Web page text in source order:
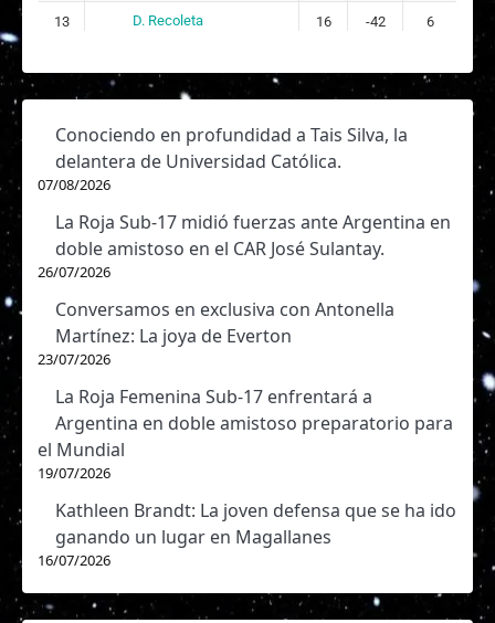
13 D. Recoleta 16 -42 6
Conociendo en profundidad a Tais Silva, la
delantera de Universidad Católica.
07/08/2026
La Roja Sub-17 midió fuerzas ante Argentina en
doble amistoso en el CAR José Sulantay.
26/07/2026
Conversamos en exclusiva con Antonella
Martínez: La joya de Everton
23/07/2026
La Roja Femenina Sub-17 enfrentará a
Argentina en doble amistoso preparatorio para
el Mundial
19/07/2026
Kathleen Brandt: La joven defensa que se ha ido
ganando un lugar en Magallanes
16/07/2026